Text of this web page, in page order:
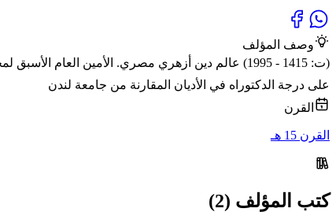
وصف المؤلف
(ت: 1415 - 1995) عالم دين أزهري مصري. الأمين
على درجة الدكتوراه في الأديان المقارنة من جامعة لندن
القرن
القرن 15 هـ
كتب المؤلف (2)